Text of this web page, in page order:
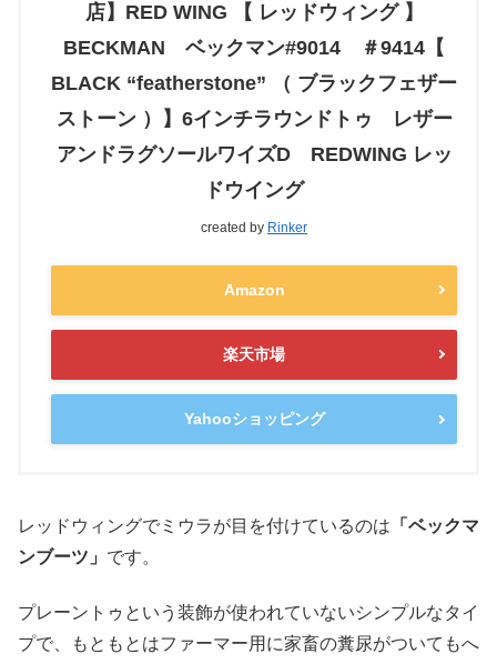
店】RED WING 【 レッドウィング 】
BECKMAN ベックマン#9014 ＃9414【
BLACK “featherstone” （ ブラックフェザー
ストーン ）】6インチラウンドトゥ レザー
アンドラグソールワイズD REDWING レッ
ドウイング
created by Rinker
Amazon
楽天市場
Yahooショッピング
レッドウィングでミウラが目を付けているのは 「ベックマ
ンブーツ」 です。
プレーントゥという装飾が使われていないシンプルなタイ
プで、もともとはファーマー用に家畜の糞尿がついてもへ